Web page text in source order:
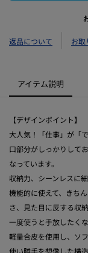
返品について お取
アイテム説明
【デザインポイント】
大人気！「仕事」が「
口部分がしっかりして
なっています。
収納力、シーンレスに
機能的に使えて、きち
さ、見た目に反する収
一度使うと手放したく
軽量合皮を使用し、ソ
使い勝手を想像した構